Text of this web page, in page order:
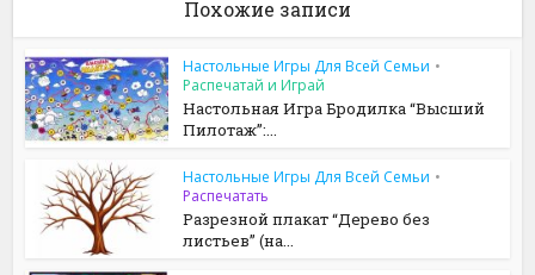
Похожие записи
Настольные Игры Для Всей Семьи •
Распечатай и Играй
Настольная Игра Бродилка “Высший
Пилотаж”:...
Настольные Игры Для Всей Семьи •
Распечатать
Разрезной плакат “Дерево без
листьев” (на...